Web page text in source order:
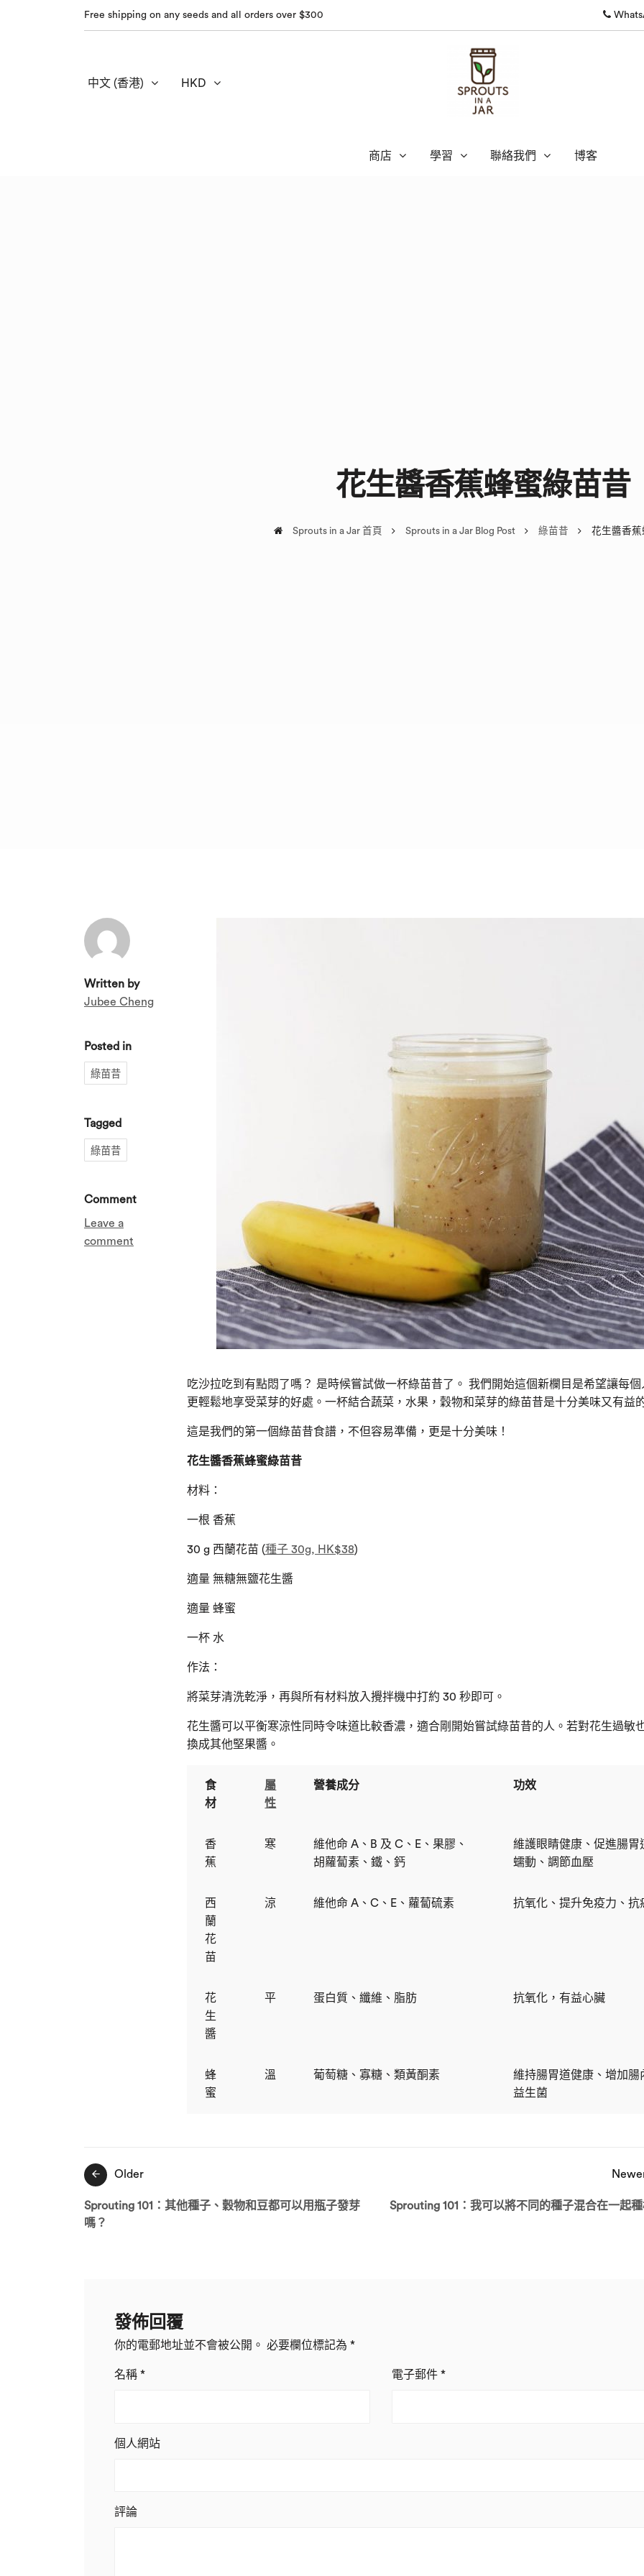
Free shipping on any seeds and all orders over $300
中文 (香港) HKD
商店 學習 聯絡我們 博客
花生醬香蕉蜂蜜綠苗昔
Sprouts in a Jar 首頁 Sprouts in a Jar Blog Post 綠苗昔 花生醬香
Written by
Jubee Cheng
Posted in
綠苗昔
Tagged
綠苗昔
Comment
Leave a
comment
吃沙拉吃到有點悶了嗎？ 是時候嘗試做一杯綠苗昔了。 我們開始這個新欄目是希望讓每個
更輕鬆地享受菜芽的好處。一杯結合蔬菜，水果，穀物和菜芽的綠苗昔是十分美味又有益
這是我們的第一個綠苗昔食譜，不但容易準備，更是十分美味！
花生醬香蕉蜂蜜綠苗昔
材料：
一根 香蕉
30 g 西蘭花苗 (種子 30g, HK$38)
適量 無糖無鹽花生醬
適量 蜂蜜
一杯 水
作法：
將菜芽清洗乾淨，再與所有材料放入攪拌機中打約 30 秒即可。
花生醬可以平衡寒涼性同時令味道比較香濃，適合剛開始嘗試綠苗昔的人。若對花生過敏
換成其他堅果醬。
食
材
屬
性
營養成分 功效
香
蕉
寒
維他命 A、B 及 C、E、果膠、
胡蘿蔔素、鐵、鈣
維護眼睛健康、促進腸胃
蠕動、調節血壓
西
蘭
花
苗
涼 維他命 A、C、E、蘿蔔硫素 抗氧化、提升免疫力 、抗
花
生
醬
平 蛋白質、纖維、脂肪 抗氧化，有益心臟
蜂
蜜
溫 葡萄糖、寡糖、類黃酮素
維持腸胃道健康、增加腸
益生菌
文
章
導
覽
Older
Sprouting 101：其他種子、穀物和豆都可以用瓶子發芽
嗎？
Sprouting 101：我可以將不同的種子混合在一起種
發佈回覆
你的電郵地址並不會被公開。 必要欄位標記為 *
名稱 * 電子郵件 *
個人網站
評論